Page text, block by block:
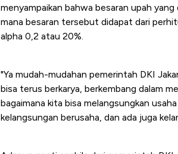
menyampaikan bahwa besaran upah
mana besaran tersebut didapat dari
alpha 0,2 atau 20%.
"Ya mudah-mudahan pemerintah DKI
bisa terus berkarya, berkembang dalam
bagaimana kita bisa melangsungkan
kelangsungan berusaha, dan ada juga